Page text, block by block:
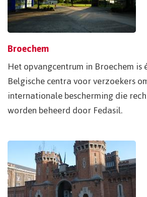
Broechem
Het opvangcentrum in Broechem is
Belgische centra voor verzoekers
internationale bescherming die
worden beheerd door Fedasil.